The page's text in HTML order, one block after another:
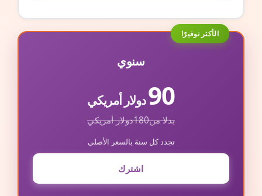
الأكثر توفيرًا
سنوي
90دولار أمريكي
بدلا من180دولار أمريكي
تجدد كل سنة بالسعر الأصلي
اشترك